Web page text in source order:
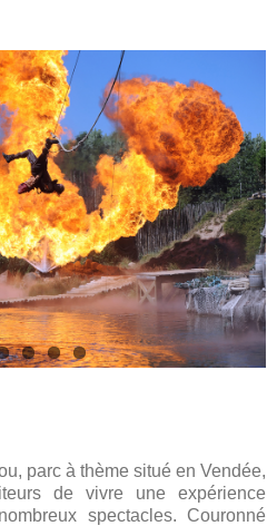
parc à thème situé en Vendée,
de vivre une expérience
spectacles. Couronné